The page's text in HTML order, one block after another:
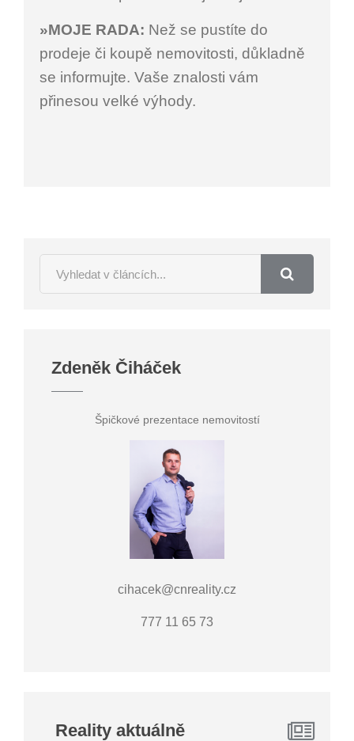
»MOJE RADA: Než se pustíte do
prodeje či koupě nemovitosti, důkladně
se informujte. Vaše znalosti vám
přinesou velké výhody.
Zdeněk Čiháček
Špičkové prezentace nemovitostí
cihacek@cnreality.cz
777 11 65 73
Reality aktuálně